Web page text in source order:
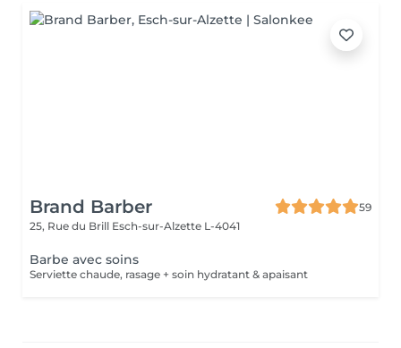
Brand Barber
59
25, Rue du Brill Esch-sur-Alzette L-4041
Barbe avec soins
Serviette chaude, rasage + soin hydratant & apaisant